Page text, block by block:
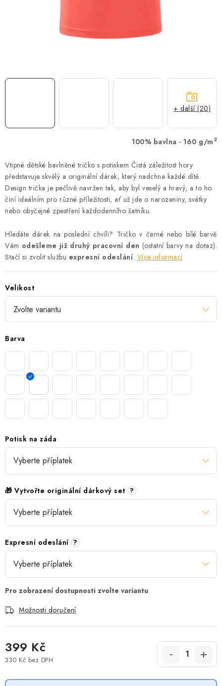
Časté otázky
Obchodní podmínky
100% bavlna - 160 g/m 2
Vtipné dětské bavlněné tričko s potiskem Čistá záležitost hory
představuje skvělý a originální dárek, který nadchne každé dítě.
Design trička je pečlivě navržen tak, aby byl veselý a hravý, a to ho
činí ideálním pro různé příležitosti, ať už jde o narozeniny, svátky
nebo obyčejné zpestření každodenního šatníku.
Hledáte dárek na poslední chvíli? Tričko v černé nebo bílé barvě
Vám odešleme již druhý pracovní den (ostatní barvy na dotaz).
Stačí si zvolit službu expresní odeslání. Více informací
Velikost
Barva
Potisk na záda
🎁 Vytvořte originální dárkový set ?
Expresní odeslání ?
Možnosti doručení
399 Kč
330 Kč bez DPH
+ další (20)